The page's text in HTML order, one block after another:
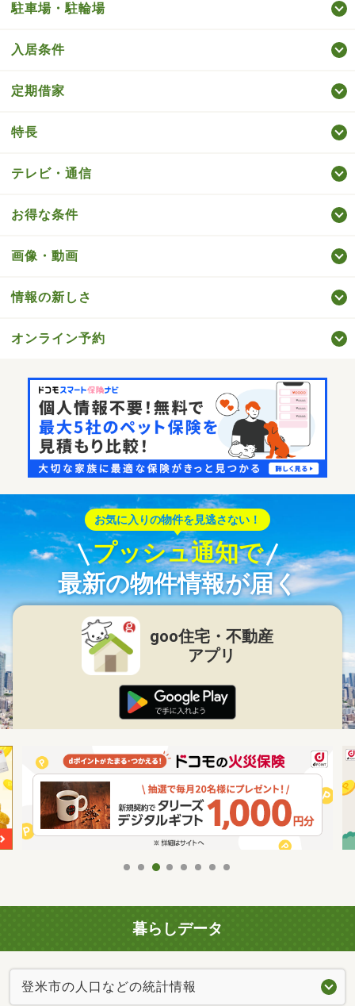
駐車場・駐輪場
入居条件
定期借家
特長
テレビ・通信
お得な条件
画像・動画
情報の新しさ
オンライン予約
お気に入りの物件を見逃さない！
プッシュ通知で
最新の物件情報が届く
goo住宅・不動産
アプリ
暮らしデータ
登米市の人口などの統計情報